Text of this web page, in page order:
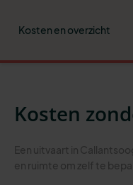
Kosten en overzicht
Kosten
Een uitvaart in
en ruimte om zelf te